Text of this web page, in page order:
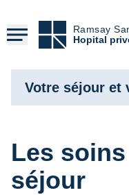
contenu
principal
Ramsay
Hopital
Les
séjour